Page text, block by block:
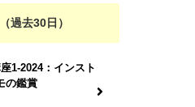
過去30日）
1-2024：インスト
の鑑賞